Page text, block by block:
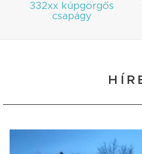
332xx kúpgörgős
csapágy